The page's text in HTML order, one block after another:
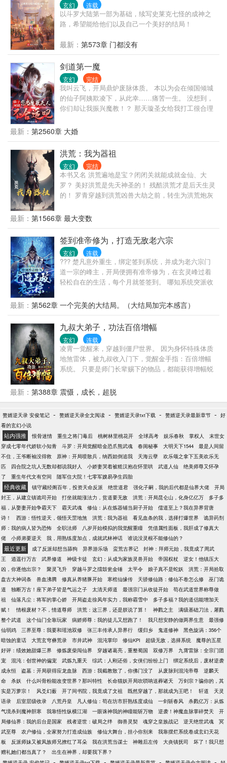
玄幻 连载
以斗罗大陆第一部为基础，续写史莱克七怪的成神之
路，希望能给他们以及自己一个美好的结局！
最新： 第573章 门都没有
剑道第一魔
玄幻 完结
我叫云飞，开局鼎炉废脉体质。 本以为会在倾国倾城
的仙子阿姨欺凌下，从此幸……痛苦一生。 没想到，
你们却让我振兴魔教！？ 那天璇圣女给我打工很合理
摆烂应该的吧！
最新： 第2560章 大婚
洪荒：我为器祖
玄幻 完结
本书又名 洪荒遍地是宝？闭闭关就能成就金仙、大
罗？ 美好洪荒是先天神圣的！ 残酷洪荒才是后天生灵
的！ 罗青穿越到洪荒凶兽大劫之前，转生为洪荒炮灰
就洪荒器道老祖。 且看后天蝼蚁如何一步步抗争天
命！ 捕猎先天神只，逆反先天神圣！ 从后天生灵一步
步走向至高巅峰！
最新： 第1566章 最大变数
签到准帝修为，打造无敌老六宗
玄幻 连载
??? 楚凡意外重生，绑定签到系统，并成为老六宗门
道一宗的峰主，开局便拥有准帝修为，在玄灵峰过着
轻松自在的生活，每个月就签签到。 哪知系统突派收
子，力之神体的二弟子，轮回体的三弟子，混沌火莲
子化身的四弟子以及天机神体的五弟子。 不管起初资
质实力如何，在楚凡的教导下，弟子个个实力强悍。
同时，在宗门文化的熏陶下，出现了各种老六，什么
背后敲闷砖，用丹药制造的炸弹扔向敌人，暗中给敌
人下药以及逢人就说你有大凶之兆等弟子。 其他势力
自诩天下无敌，到最后才发现，在道一宗面前，他们
屁都不是。 随着陆续发生的大事，楚凡开始发现，冥
弟子身份不一般，就连他自己，也有着恐怖的身份。
他不断探索，也在不断变强，而世界的终极秘密也开
始逐渐显现。
最新： 第562章 一个完美的大结局。（大结局加完本感言）
九叔大弟子，功法百倍增幅
玄幻 连载
凌霄一觉醒来，穿越到僵尸世界。 因为身怀特殊体质
地煞雷体，被九叔收入门下，觉醒金手指：百倍增幅
系统。 只要是师门长辈赐下的物品，都能获得增幅蜕
卦… 茅山符咒百倍增幅为八奇迹：通天箓... 上品法器
尚方宝剑直接增幅为灵器：青龙剑……
最新： 第388章 震慑，成长，超脱
赘婿逆天录 安俊笔记 - 赘婿逆天录全文阅读 - 赘婿逆天录txt下载 - 赘婿逆天录最新章节 - 好
看的玄幻小说
站内强推 恨骨迷情 重生之将门毒后 桃树林里桃花开 全球高考 娱乐春秋 掌权人
末世女
穿成七零年代娇软小知青
斗罗：开局觉醒暗金恐爪熊武魂 春闺秘事 大明天下1544
最是人间留
不住，王爷断袖没得救
原神：开局喷散兵，纳西妲倒追我 天海云孽
欢乐颂之拿下五美欢乐无
匹
四合院之坑人无数却都说我好人 小娇妻哭着被糙汉抱在怀里哄 武道人仙
绝美师尊又怀孕
了
重生年代文有空间 随军住大院！七零军嫂易孕生四胎
经典收藏 镇守藏经阁百年，投资天命反派 绝世道君 强化子嗣，我的后代都是仙界大佬
开局
封王，从建立镇诡司开始
打坐就能涨法力，贫道要无敌 洪荒：开局昆仑山，化身亿亿万
多子多
福，从娶妻开始争霸天下
霸天武魂 修仙：从在炼器铺当厨子开始
儒道至上？我在异界背唐
诗！
西游：悟性逆天，领悟天罡地煞 洪荒：我为器祖 看见血条的我，选择打爆世界
诡异药剂
师：我的病人皆为恐怖
全职法师 八岁开始模拟的我觉醒重瞳
凭借属性面板，我肝成了修真大
佬
小师弟要逆天 我，用熟练度加点，成就武林神话 谁说没灵根不能修仙的？
最近更新 成了反派却想当舔狗 异界游乐场 蛮荒古界记
封神：拜师元始，我竟成了周武
王
逍遥行万古 武界修道 神级卡徒 玄幻：从成为家族灵兽开始 帝国权杖
逆女！他镇压大
凶，你逐他出宗？
聚灵飞升 穿越斗罗之擂鼓瓮金锤 太平令 娘子真不是蛇妖
洪荒：开局拾取
盘古大神词条
兽血沸腾 修真从养猪豚开始 寒棺仙缘传 天骄修仙路：修仙不卷怎么修
巫门诡
道
独断万古！座下弟子皆是气运之子 太清天师道 最强宗门从收徒开始
苟在武道世界称尊做
祖
仙落凡尘：将军的掌心娇 开局盗走徐凤年实力，我称霸雪中
多子多福？我的道侣能增加天
赋！
情根废材？不，情道尊师 洪荒：这三界，还是朕说了算！ 神戮之主
满级基础刀法，屠戮
整个武道
这个仙门全靠玩家 病娇师尊：我的徒儿又想跑了！ 我只想安静的做两界生意
最强修
仙弱鸡
三界至尊：我要和瑶池双修 张三丰传承人异界行 缓归乡 鬼道修神
黑色旋涡：356个
暗蚀的童话
大荒玄穹彝荒录 市井武神 混沌掌印 修仙KPI 超级无敌，选择系统
魔尊的五星
好评：绩效她甜爆三界
修炼废柴闯仙界 穿越诸葛亮，重整蜀国 双修万界
九霄雷脉：全宗门团
宠
混沌：创世神的偏宠 武炼九重天 综武：人刚还俗，女侠们纷纷上门
绑定系统后，废材逆袭
成永恒
盗墓：开局获得应龙血脉 西游：我截教散了，你佛门没了 从废脉到混沌帝尊
逆麟天
命
杀妖 什么叫骨粉能改变世界？那叫特性 长命猫妖开局吹唢呐送葬诸天
万剑宗？骗你的，其
实是万萝宗！
风爻幻薮 开了间书院，我竟成了文祖 既然穿越了，那就成为王吧！ 轩道
天灵
语录
后室层级收录 八荒丹皇 凡人修仙：苟在坊市肝熟练度成仙 一剑斩春风
杀戮亿万：从炼
气境杀到魔神胆寒
我靠悟性纵横江湖 一眼诛神我的神瞳能斩万物 逆袭！神魔血脉掌碎焚天
开
局修仙界：我的后台是国家
残者逆世：破局之绊 御兽灵契 魂穿之皇族战记 逆天绝世武魂
冥
武至尊
农户修仙，全家努力打造成仙族 修仙大舞台，挂小你别来
我靠摆烂系统卷成玄幻天花
板
反派师妹又被凤族师兄撩红了耳朵 我在洪荒当谋士 神雕后左传 大炎镇抚司
坏了！我只想
赠礼她们都当真了？
出生在神界，却要我下界？